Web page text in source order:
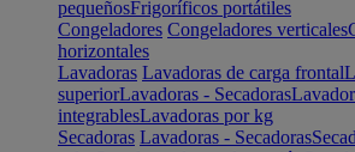
pequeñosFrigoríficos portátiles
Congeladores Congeladores verticales
horizontales
Lavadoras Lavadoras de carga frontal
superiorLavadoras - Secadoras
integrablesLavadoras por kg
Secadoras Lavadoras - Secadoras